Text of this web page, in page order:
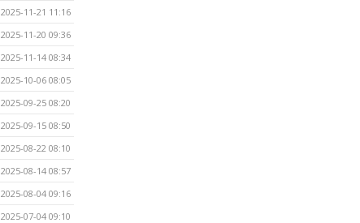
2025-11-21 11:16
2025-11-20 09:36
2025-11-14 08:34
2025-10-06 08:05
2025-09-25 08:20
2025-09-15 08:50
2025-08-22 08:10
2025-08-14 08:57
2025-08-04 09:16
2025-07-04 09:10